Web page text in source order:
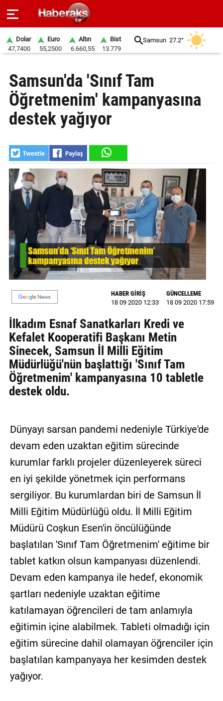
SPOR
YAŞAM
BELEDİYELER
SAĞLIK
SİYASET
EĞİTİM
GALERİ
VİDEO
YAZARLAR
BİZE
Künye
İletişim
Gizlilik
Sözleşmesi
Dolar
47,7400
Euro
55,2500
Altın
6.660,55
Bist
13.779
Samsun 27.2°
Samsun'da 'Sınıf Tam
Öğretmenim' kampanyasına
destek yağıyor
HABER GİRİŞ
18 09 2020 12:33
GÜNCELLEME
18 09 2020 17:59
İlkadım Esnaf Sanatkarları Kredi ve
Kefalet Kooperatifi Başkanı Metin
Sinecek, Samsun İl Milli Eğitim
Müdürlüğü'nün başlattığı 'Sınıf Tam
Öğretmenim' kampanyasına 10 tabletle
destek oldu.
Dünyayı sarsan pandemi nedeniyle Türkiye'de
devam eden uzaktan eğitim sürecinde
kurumlar farklı projeler düzenleyerek süreci
en iyi şekilde yönetmek için performans
sergiliyor. Bu kurumlardan biri de Samsun İl
Milli Eğitim Müdürlüğü oldu. İl Milli Eğitim
Müdürü Coşkun Esen'in öncülüğünde
başlatılan 'Sınıf Tam Öğretmenim' eğitime bir
tablet katkın olsun kampanyası düzenlendi.
Devam eden kampanya ile hedef, ekonomik
şartları nedeniyle uzaktan eğitime
katılamayan öğrencileri de tam anlamıyla
eğitimin içine alabilmek. Tableti olmadığı için
eğitim sürecine dahil olamayan öğrenciler için
başlatılan kampanyaya her kesimden destek
yağıyor.